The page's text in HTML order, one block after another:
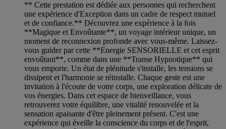
** Cette prestation est dédiée aux personnes qui recherchent
une expérience d'Exception dans un cadre de respect mutuel
et de confiance.** Découvrez une expérience à la fois
**Magique et Envoûtante**, un voyage intérieur unique, un
moment de reconnexion profonde avec vous-même. Laissez-
vous guider par cette **Energie SENSORIELLE et cet esprit
envoûtant**, comme dans une **Transe Hypnotique** qui
vous emporte. Un état de plénitude s'installe, les tensions se
dissipent et l'harmonie se réinstalle. Chaque geste est une
invitation à l'écoute de votre corps, une exploration délicate de
vos énergies. Dans cet espace de bienveillance, vous
retrouverez votre équilibre, une vitalité renouvelée et la
sensation apaisante d'être pleinement présent. C'est une
expérience qui éveille la conscience du corps et de l'esprit,